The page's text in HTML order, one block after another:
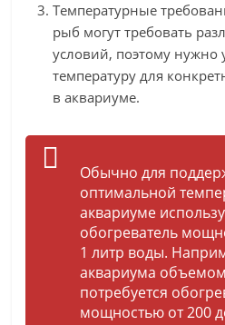
Температурные
рыб могут требовать
условий, поэтому нужно
температуру для
в аквариуме.
Обычно для
оптимальной
аквариуме
обогреватель
1 литр воды.
аквариума
потребуется
мощностью от 200